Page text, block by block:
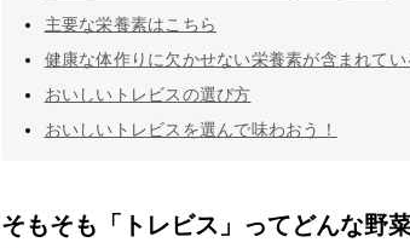
主要な栄養素はこちら
健康な体作りに欠かせない栄養素が含まれてい
おいしいトレビスの選び方
おいしいトレビスを選んで味わおう！
そもそも「トレビス」ってどんな野